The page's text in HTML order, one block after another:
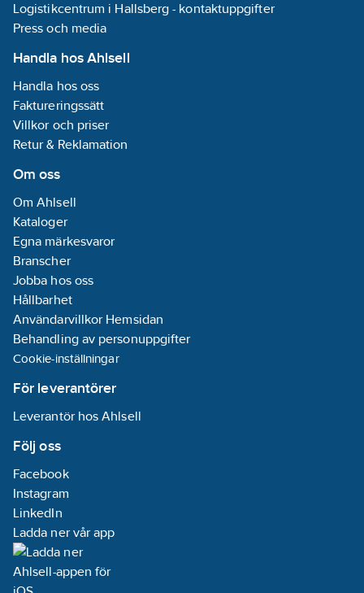
Logistikcentrum i Hallsberg - kontaktuppgifter
Press och media
Handla hos Ahlsell
Handla hos oss
Faktureringssätt
Villkor och priser
Retur & Reklamation
Om oss
Om Ahlsell
Kataloger
Egna märkesvaror
Branscher
Jobba hos oss
Hållbarhet
Användarvillkor Hemsidan
Behandling av personuppgifter
Cookie-inställningar
För leverantörer
Leverantör hos Ahlsell
Följ oss
Facebook
Instagram
LinkedIn
Ladda ner vår app